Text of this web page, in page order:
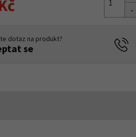
dotaz na produkt?
se